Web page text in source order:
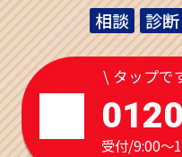
相談 診断
\ タップで
受付/9:00～